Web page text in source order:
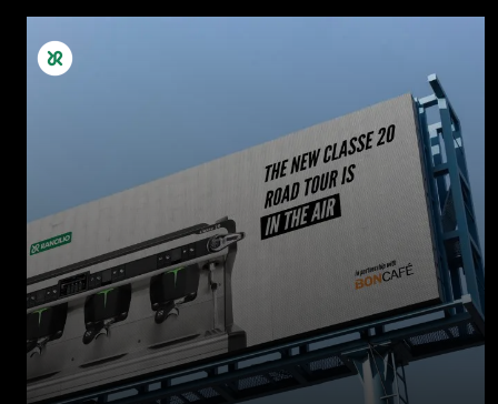
Todos
Produtos
Notícias
Descarregar
Mais